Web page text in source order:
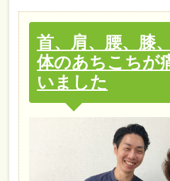
首、肩、腰、膝
体のあちこちが
いました